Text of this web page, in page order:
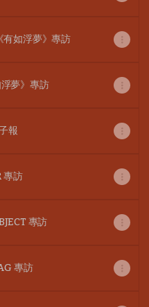
有如浮夢》專訪
夢》專訪
報
專訪
專訪
專訪